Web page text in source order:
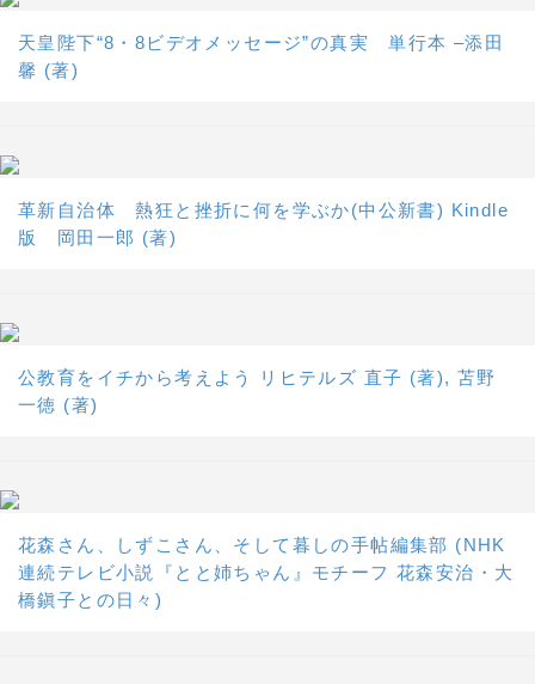
天皇陛下“8・8ビデオメッセージ”の真実 単行本 –添田
馨 (著)
革新自治体 熱狂と挫折に何を学ぶか(中公新書) Kindle
版 岡田一郎 (著)
公教育をイチから考えよう リヒテルズ 直子 (著), 苫野
一徳 (著)
花森さん、しずこさん、そして暮しの手帖編集部 (NHK
連続テレビ小説『とと姉ちゃん』モチーフ 花森安治・大
橋鎭子との日々)